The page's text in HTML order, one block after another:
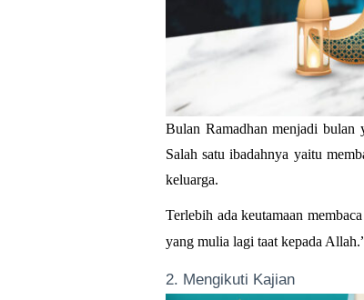
Bulan Ramadhan menjadi bulan
Salah satu ibadahnya yaitu
keluarga.
Terlebih ada keutamaan
yang mulia lagi taat kepada
2. Mengikuti Kajian